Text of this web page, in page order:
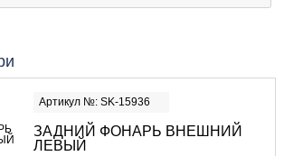
Артикул №: SK-15936
ЗАДНИЙ ФОНАРЬ ВНЕШНИЙ
ЛЕВЫЙ